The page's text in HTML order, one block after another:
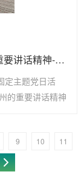
学习贯彻习近平总书记考察浙江、杭州重要讲话精神--疗养院各支部开展党员固定主题党日活动
定主题党日活
的重要讲话精神
9 10 11